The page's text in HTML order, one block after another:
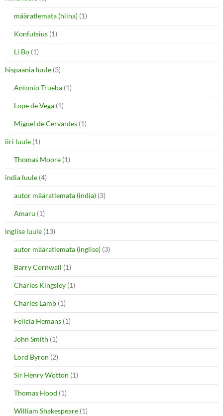
määratlemata (hiina) (1)
Konfutsius (1)
Li Bo (1)
hispaania luule (3)
Antonio Trueba (1)
Lope de Vega (1)
Miguel de Cervantes (1)
iiri luule (1)
Thomas Moore (1)
india luule (4)
autor määratlemata (india) (3)
Amaru (1)
inglise luule (13)
autor määratlemata (inglise) (3)
Barry Cornwall (1)
Charles Kingsley (1)
Charles Lamb (1)
Felicia Hemans (1)
John Smith (1)
Lord Byron (2)
Sir Henry Wotton (1)
Thomas Hood (1)
William Shakespeare (1)